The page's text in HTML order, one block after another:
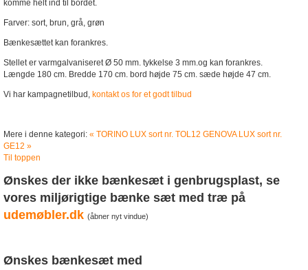
komme helt ind til bordet.
Farver: sort, brun, grå, grøn
Bænkesættet kan forankres.
Stellet er varmgalvaniseret Ø 50 mm. tykkelse 3 mm.og kan forankres.
Længde 180 cm. Bredde 170 cm. bord højde 75 cm. sæde højde 47 cm.
Vi har kampagnetilbud, kontakt os for et godt tilbud
Mere i denne kategori: « TORINO LUX sort nr. TOL12 GENOVA LUX sort nr.
GE12 »
Til toppen
Ønskes der ikke bænkesæt i genbrugsplast, se
vores miljørigtige bænke sæt med træ på
udemøbler.dk (åbner nyt vindue)
Ønskes bænkesæt med